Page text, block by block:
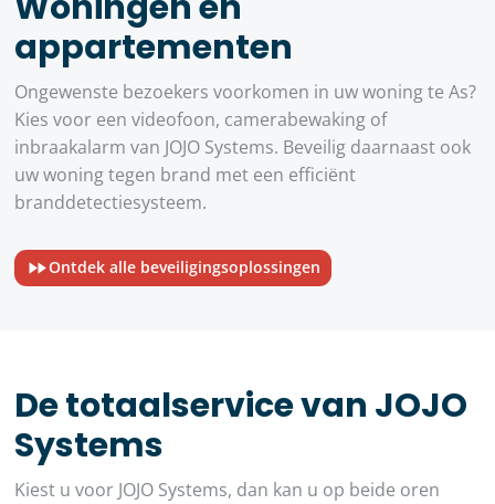
appartementen
Ongewenste bezoekers voorkomen in uw woning te As?
Kies voor een videofoon, camerabewaking of
inbraakalarm van JOJO Systems. Beveilig daarnaast ook
uw woning tegen brand met een efficiënt
branddetectiesysteem.
Ontdek alle beveiligingsoplossingen
De totaalservice van JOJO
Systems
Kiest u voor JOJO Systems, dan kan u op beide oren